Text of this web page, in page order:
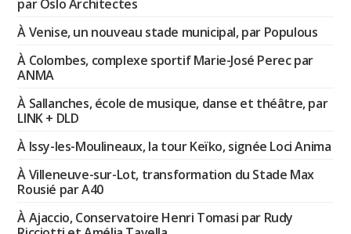
par Oslo Architectes
À Venise, un nouveau stade municipal, par Populous
À Colombes, complexe sportif Marie-José Perec par
ANMA
À Sallanches, école de musique, danse et théâtre, par
LINK + DLD
À Issy-les-Moulineaux, la tour Keïko, signée Loci Anima
À Villeneuve-sur-Lot, transformation du Stade Max
Rousié par A40
À Ajaccio, Conservatoire Henri Tomasi par Rudy